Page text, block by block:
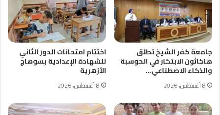
جامعة كفر الشيخ تطلق
هاكاثون الابتكار في الحوسبة
والذكاء الاصطناعي…
8 أغسطس، 2026
اختتام امتحانات الدور الثاني
للشهادة الإعدادية بسوهاج
الأزهرية
8 أغسطس، 2026